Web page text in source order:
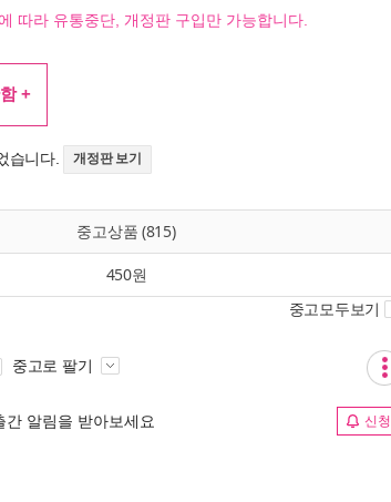
따라 유통중단, 개정판 구입만 가능합니다.
+
습니다. 개정판 보기
중고상품 (815)
450원
중고모두보기
중고로 팔기
알림을 받아보세요 신청